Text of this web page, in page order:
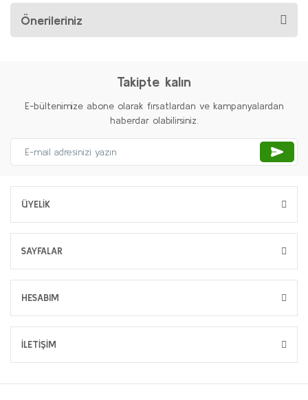
Önerileriniz
Takipte kalın
E-bültenimize abone olarak fırsatlardan ve kampanyalardan
haberdar olabilirsiniz.
ÜYELİK
SAYFALAR
HESABIM
İLETİŞİM